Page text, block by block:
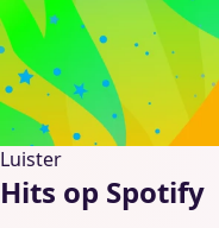
Luister
Hits op Spotify